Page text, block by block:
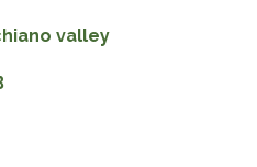
valley